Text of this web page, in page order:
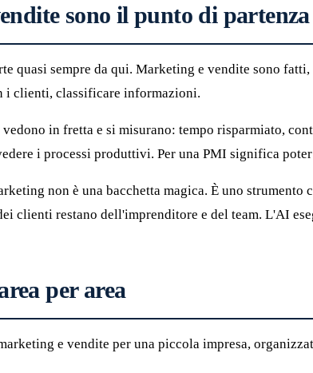
sono il punto di
quasi sempre da qui. Marketing e vendite sono
i clienti, classificare informazioni.
in fretta e si misurano: tempo risparmiato,
i processi produttivi. Per una PMI significa
non è una bacchetta magica. È uno
clienti restano dell'imprenditore e del team. L'AI
per area
e vendite per una piccola impresa,